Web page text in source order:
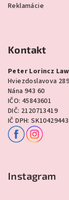
Reklamácie
Kontakt
Peter Lorincz
Hviezdoslavova
Nána 943 60
IČO: 45843601
DIČ: 2120713419
IČ DPH:
Instagram